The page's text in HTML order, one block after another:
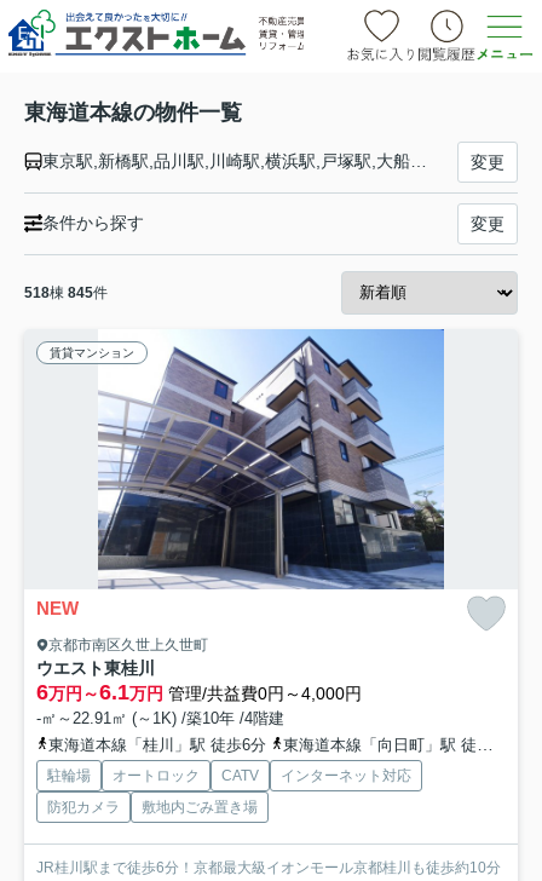
東海道本線の物件一覧
東京駅,新橋駅,品川駅,川崎駅,横浜駅,戸塚駅,大船駅,藤沢駅,辻堂駅,茅ケ崎駅,平塚駅,大磯駅,二宮駅,国府津駅,鴨宮駅,小田原駅,早川駅,根府川駅,真鶴駅,湯河原駅,熱海駅,函南駅,三島駅,沼津駅,片浜駅,原駅,東田子の浦駅,吉原駅,富士駅,富士川駅,新蒲原駅,蒲原駅,由比駅,興津駅,清水駅,草薙駅,東静岡駅,静岡駅,安倍川駅,用宗駅,焼津駅,西焼津駅,藤枝駅,六合駅,島田駅,金谷駅,菊川駅,掛川駅,愛野駅,袋井駅,御厨駅,磐田駅,豊田町駅,天竜川駅,浜松駅,高塚駅,舞阪駅,弁天島駅,新居町駅,鷲津駅,新所原駅,二川駅,豊橋駅,西小坂井駅,愛知御津駅,三河大塚駅,三河三谷駅,蒲郡駅,三河塩津駅,三ケ根駅,幸田駅,相見駅,岡崎駅,西岡崎駅,安城駅,三河安城駅,東刈谷駅,野田新町駅,刈谷駅,逢妻駅,大府駅,共和駅,南大高駅,大高駅,笠寺駅,熱田駅,金山駅,尾頭橋駅,名古屋駅,枇杷島駅,清洲駅,稲沢駅,尾張一宮駅,木曽川駅,岐阜駅,西岐阜駅,穂積駅,大垣駅,荒尾駅,美濃赤坂駅,垂井駅,関ケ原駅,柏原駅,近江長岡駅,醒ケ井駅,米原駅,彦根駅,南彦根駅,河瀬駅,稲枝駅,能登川駅,安土駅,近江八幡駅,篠原駅,野洲駅,守山駅,栗東駅,草津駅,南草津駅,瀬田駅,石山駅,膳所駅,大津駅,山科駅,京都駅,西大路駅,桂川駅,向日町駅,長岡京駅,山崎駅,島本駅,高槻駅,摂津富田駅,ＪＲ総持寺駅,茨木駅,千里丘駅,岸辺駅,吹田駅,東淀川駅,新大阪駅,大阪駅,塚本駅,尼崎駅,立花駅,甲子園口駅,西宮駅,さくら夙川駅,芦屋駅,甲南山手駅,摂津本山駅,住吉駅,六甲道駅,摩耶駅,灘駅,三ノ宮駅,元町駅,神戸駅 変更
条件から探す 変更
518棟 845件
賃貸マンション
NEW
京都市南区久世上久世町
ウエスト東桂川
6万円～6.1万円 管理/共益費0円～4,000円
-㎡～22.91㎡ (～1K) /築10年 /4階建
東海道本線「桂川」駅 徒歩6分
東海道本線「向日町」駅 徒歩20分
駐輪場 オートロック CATV
インターネット対応
防犯カメラ
敷地内ごみ置き場
JR桂川駅まで徒歩6分！京都最大級イオンモール京都桂川も徒歩約10分